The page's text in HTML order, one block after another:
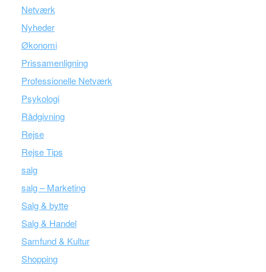
Netværk
Nyheder
Økonomi
Prissamenligning
Professionelle Netværk
Psykologi
Rådgivning
Rejse
Rejse Tips
salg
salg – Marketing
Salg & bytte
Salg & Handel
Samfund & Kultur
Shopping